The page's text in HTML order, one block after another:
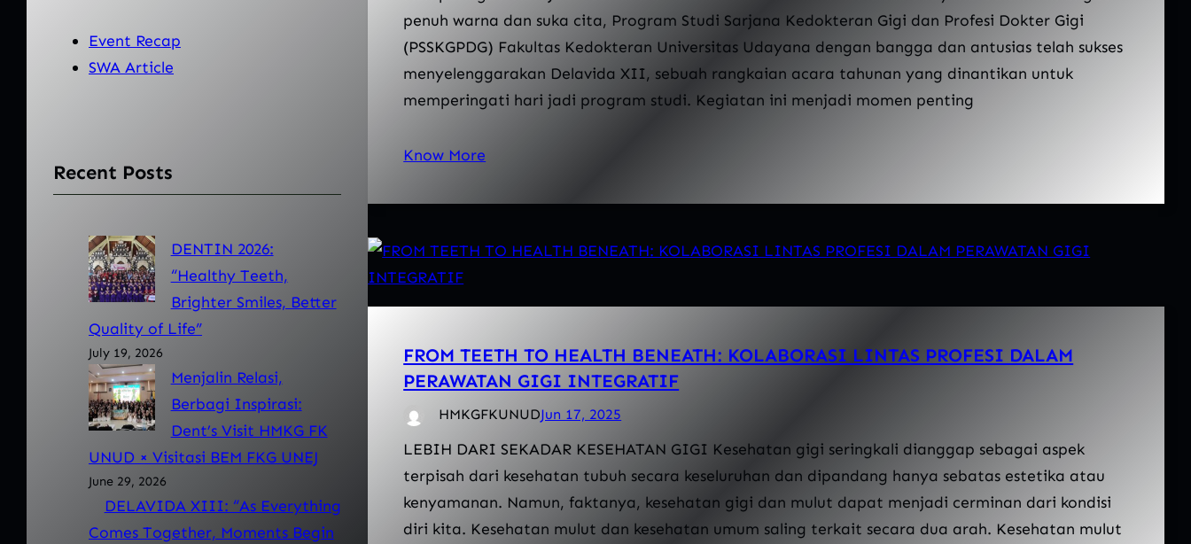
Event Recap
SWA Article
Recent Posts
DENTIN 2026:
“Healthy Teeth,
Brighter Smiles, Better
Quality of Life”
July 19, 2026
Menjalin Relasi,
Berbagi Inspirasi:
Dent’s Visit HMKG FK
UNUD × Visitasi BEM FKG UNEJ
June 29, 2026
DELAVIDA XIII: “As Everything
Comes Together, Moments Begin
penuh warna dan suka cita, Program Studi Sarjana Kedokteran Gigi dan Profesi Dokter Gigi
(PSSKGPDG) Fakultas Kedokteran Universitas Udayana dengan bangga dan antusias telah sukses
menyelenggarakan Delavida XII, sebuah rangkaian acara tahunan yang dinantikan untuk
memperingati hari jadi program studi. Kegiatan ini menjadi momen penting
Know More
FROM TEETH TO HEALTH BENEATH: KOLABORASI LINTAS PROFESI DALAM
PERAWATAN GIGI INTEGRATIF
HMKGFKUNUDJun 17, 2025
LEBIH DARI SEKADAR KESEHATAN GIGI Kesehatan gigi seringkali dianggap sebagai aspek
terpisah dari kesehatan tubuh secara keseluruhan dan dipandang hanya sebatas estetika atau
kenyamanan. Namun, faktanya, kesehatan gigi dan mulut dapat menjadi cerminan dari kondisi
diri kita. Kesehatan mulut dan kesehatan umum saling terkait secara dua arah. Kesehatan mulut